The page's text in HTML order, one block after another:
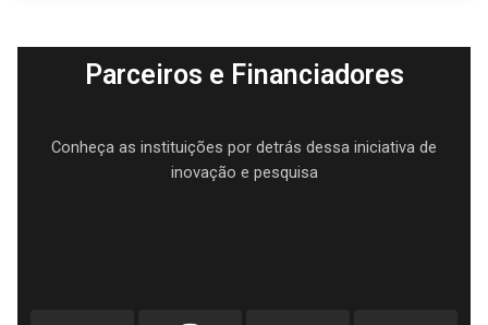
Parceiros e Financiadores
Conheça as instituições por detrás dessa iniciativa de
inovação e pesquisa